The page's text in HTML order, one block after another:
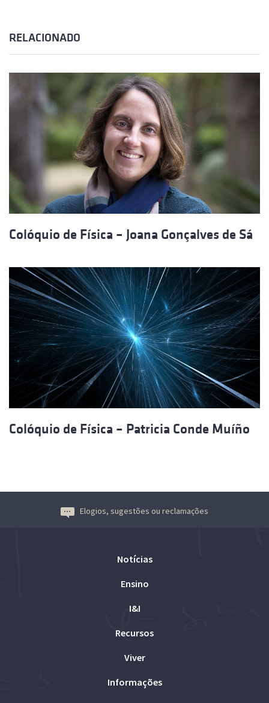
RELACIONADO
Colóquio de Física – Joana Gonçalves de Sá
Colóquio de Física – Patricia Conde Muíño
Elogios, sugestões ou reclamações
Notícias
Ensino
I&I
Recursos
Viver
Informações